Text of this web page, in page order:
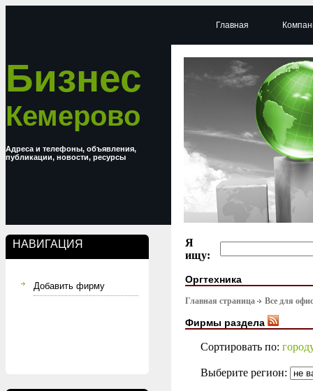
Бизнес
Кемерово
Адреса и телефоны, объявления,
публикации, новости, ресурсы
НАВИГАЦИЯ
Добавить фирму
Главная
Я
ищу:
Оргтехника
Главная страница Все для
Фирмы раздела
Сортировать по:
Выберите регион: